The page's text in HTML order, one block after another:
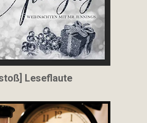
Leseflaute